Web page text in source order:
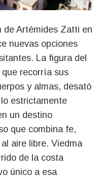
nuevas opciones
La figura del
recorría sus
y almas, desató
estrictamente
un destino
que combina fe,
aire libre. Viedma
de la costa
único a esa